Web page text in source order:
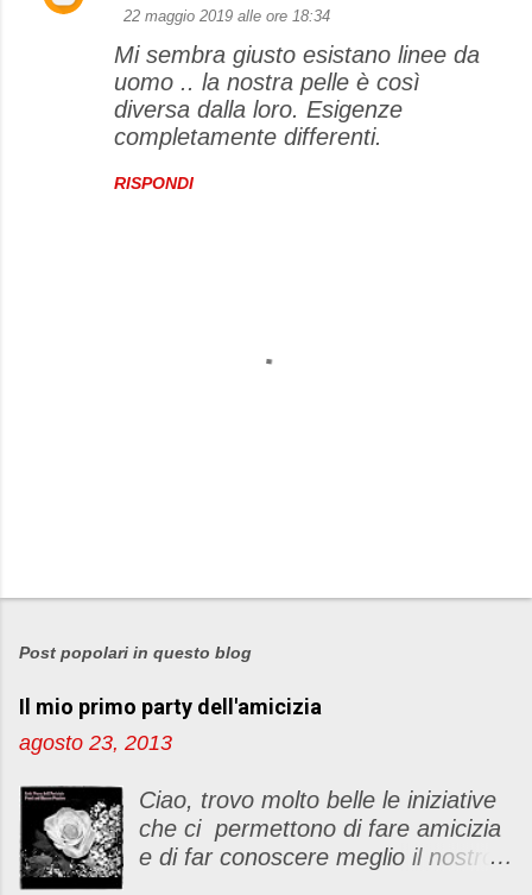
22 maggio 2019 alle ore 18:34
Mi sembra giusto esistano linee da
uomo .. la nostra pelle è così
diversa dalla loro. Esigenze
completamente differenti.
RISPONDI
P
s
a
u
c
o
m
m
Post popolari in questo blog
Il mio primo party dell'amicizia
agosto 23, 2013
Ciao, trovo molto belle le iniziative
che ci permettono di fare amicizia
e di far conoscere meglio il nostro